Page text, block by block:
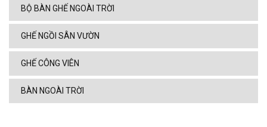
BỘ BÀN GHẾ NGOÀI TRỜI
GHẾ NGỒI SÂN VƯỜN
GHẾ CÔNG VIÊN
BÀN NGOÀI TRỜI